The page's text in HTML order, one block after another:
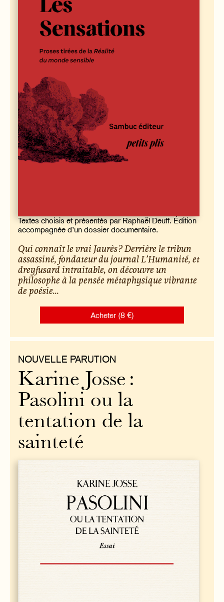
Textes choisis et présentés par Raphaël Deuff. Édition
accompagnée d’un dossier documentaire.
Qui connaît le vrai Jaurès ? Derrière le tribun
assassiné, fondateur du journal L’Humanité, et
dreyfusard intraitable, on découvre un
philosophe à la pensée métaphysique vibrante
de poésie...
Acheter (8 €)
NOUVELLE PARUTION
Karine Josse :
Pasolini ou la
tentation de la
sainteté